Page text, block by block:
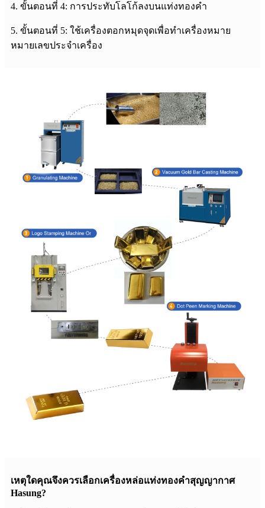
4. ขั้นตอนที่ 4: การประทับโลโก้ลงบนแท่งทองคำ
5. ขั้นตอนที่ 5: ใช้เครื่องตอกหมุดจุดเพื่อทำเครื่องหมาย
หมายเลขประจำเครื่อง
เหตุใดคุณจึงควรเลือกเครื่องหล่อแท่งทองคำสุญญากาศ
Hasung?